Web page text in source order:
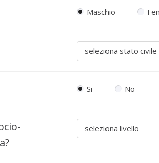
Maschio
seleziona stato civile
Si No
seleziona livello